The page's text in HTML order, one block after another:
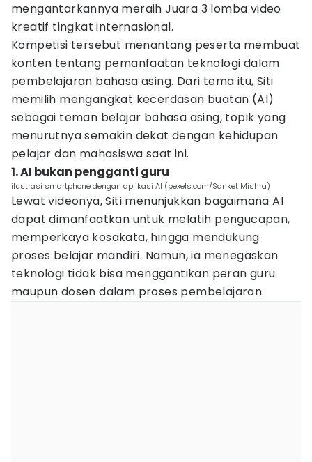
mengantarkannya meraih Juara 3 lomba video
kreatif tingkat internasional.
Kompetisi tersebut menantang peserta membuat
konten tentang pemanfaatan teknologi dalam
pembelajaran bahasa asing. Dari tema itu, Siti
memilih mengangkat kecerdasan buatan (AI)
sebagai teman belajar bahasa asing, topik yang
menurutnya semakin dekat dengan kehidupan
pelajar dan mahasiswa saat ini.
1. AI bukan pengganti guru
ilustrasi smartphone dengan aplikasi AI (pexels.com/Sanket Mishra)
Lewat videonya, Siti menunjukkan bagaimana AI
dapat dimanfaatkan untuk melatih pengucapan,
memperkaya kosakata, hingga mendukung
proses belajar mandiri. Namun, ia menegaskan
teknologi tidak bisa menggantikan peran guru
maupun dosen dalam proses pembelajaran.